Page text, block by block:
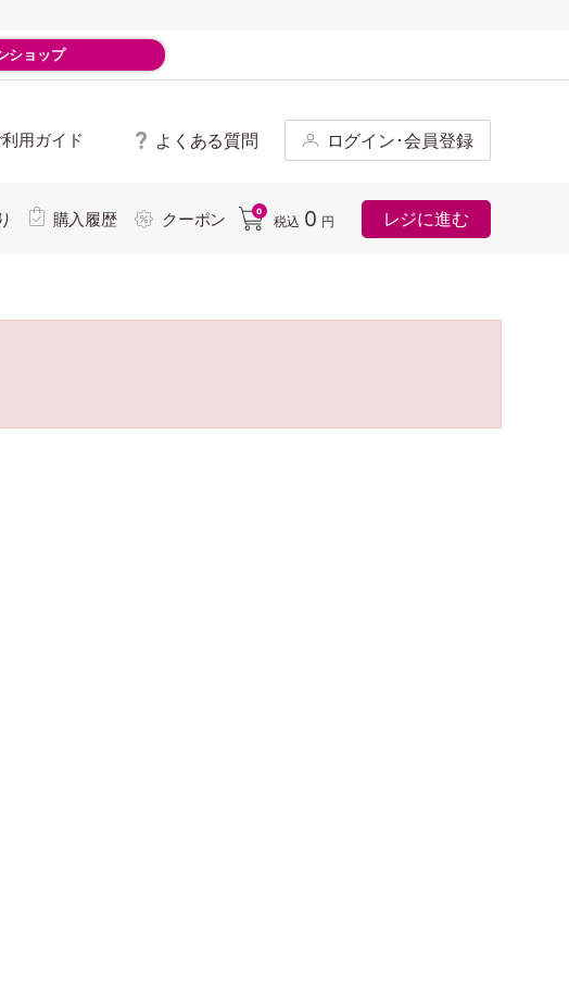
ショップ
利用ガイド よくある質問 ログイン･会員登録
購入履歴 クーポン 0
税込 0 円 レジに進む